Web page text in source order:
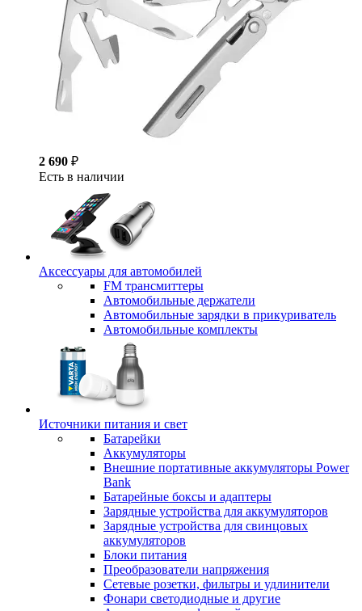
2 690 ₽
Есть в наличии
Аксессуары для автомобилей
FM трансмиттеры
Автомобильные держатели
Автомобильные зарядки в прикуриватель
Автомобильные комплекты
Источники питания и свет
Батарейки
Аккумуляторы
Внешние портативные аккумуляторы Power
Bank
Батарейные боксы и адаптеры
Зарядные устройства для аккумуляторов
Зарядные устройства для свинцовых
аккумуляторов
Блоки питания
Преобразователи напряжения
Сетевые розетки, фильтры и удлинители
Фонари светодиодные и другие